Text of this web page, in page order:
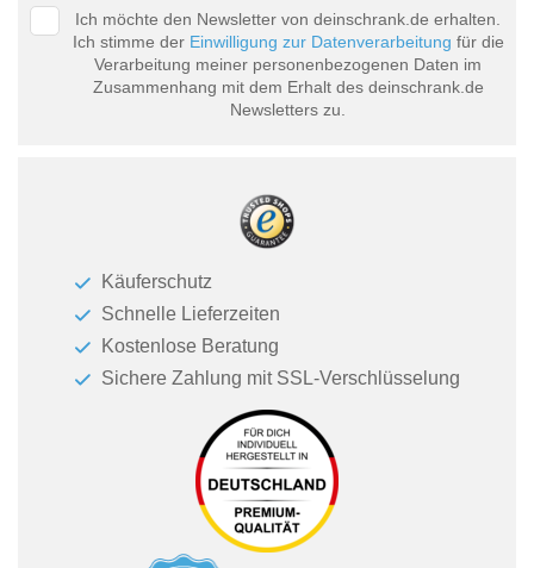
Ich möchte den Newsletter von deinschrank.de erhalten.
Ich stimme der Einwilligung zur Datenverarbeitung für die
Verarbeitung meiner personenbezogenen Daten im
Zusammenhang mit dem Erhalt des deinschrank.de
Newsletters zu.
Käuferschutz
Schnelle Lieferzeiten
Kostenlose Beratung
Sichere Zahlung mit SSL-Verschlüsselung